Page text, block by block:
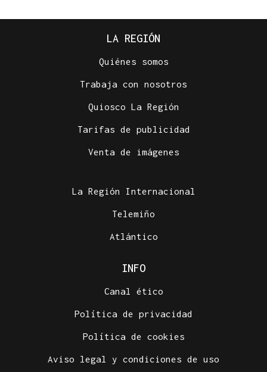
LA REGIÓN
Quiénes somos
Trabaja con nosotros
Quiosco La Región
Tarifas de publicidad
Venta de imágenes
La Región Internacional
Telemiño
Atlántico
INFO
Canal ético
Política de privacidad
Política de cookies
Aviso legal y condiciones de uso